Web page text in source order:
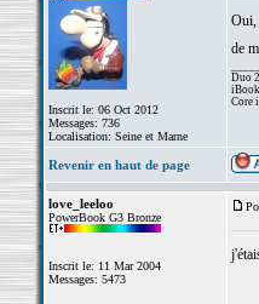
Inscrit le: 06 Oct 2012
Messages: 736
Localisation: Seine et Marne
Oui,
de
Duo
Core
Revenir en haut de page
love_leeloo
PowerBook G3 Bronze
Inscrit le: 11 Mar 2004
Messages: 5473